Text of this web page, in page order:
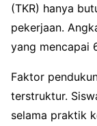
(TKR) hanya
pekerjaan.
yang mencapai
Faktor
terstruktur.
selama praktik